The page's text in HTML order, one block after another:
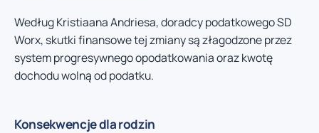
Według Kristiaana Andriesa, doradcy podatkowego SD
Worx, skutki finansowe tej zmiany są złagodzone przez
system progresywnego opodatkowania oraz kwotę
dochodu wolną od podatku.
Konsekwencje dla rodzin